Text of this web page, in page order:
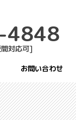
対応可]
お問い合わせ